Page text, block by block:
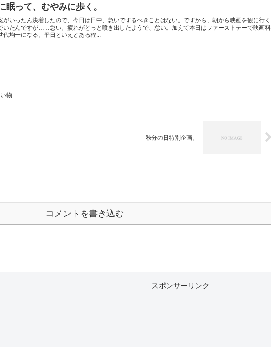
眠って、むやみに歩く。
がいったん決着したので、今日は日中、急いでするべきことはない。ですから、朝から映画を観に行く
いたんですが……怠い。疲れがどっと噴き出したようで、怠い。加えて本日はファーストデーで映画料
代均一になる。平日といえどある程...
物
秋分の日特別企画。
コメントを書き込む
スポンサーリンク